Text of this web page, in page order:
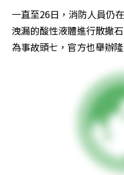
一直至26日，消防人員仍
洩漏的酸性液體進行散撒
為事故頭七，官方也舉辦